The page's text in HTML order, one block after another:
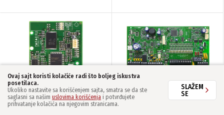
Paradox VDMP3 modul za
Ovaj sajt koristi kolačiće radi što boljeg iskustva
posetilaca.
Ukoliko nastavite sa korišćenjem sajta, smatra se da ste
saglasni sa našim uslovima korišćenja i potvrđujete
prihvatanje kolačića na njegovim stranicama.
SLAŽEM
SE